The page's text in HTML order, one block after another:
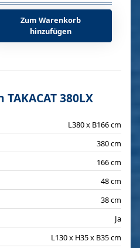
Zum Warenkorb
hinzufügen
380LX
L380 x B166 cm
380 cm
166 cm
48 cm
38 cm
Ja
L130 x H35 x B35 cm